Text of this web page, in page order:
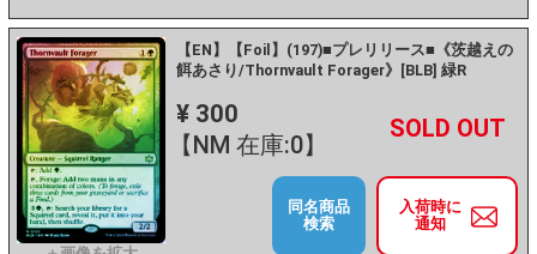
【EN】【Foil】(197)■プレリリース■《茨越えの
餌あさり/Thornvault Forager》[BLB] 緑R
¥ 300
【NM 在庫:0】
－ +
入荷時に
通知
同名商品
検索